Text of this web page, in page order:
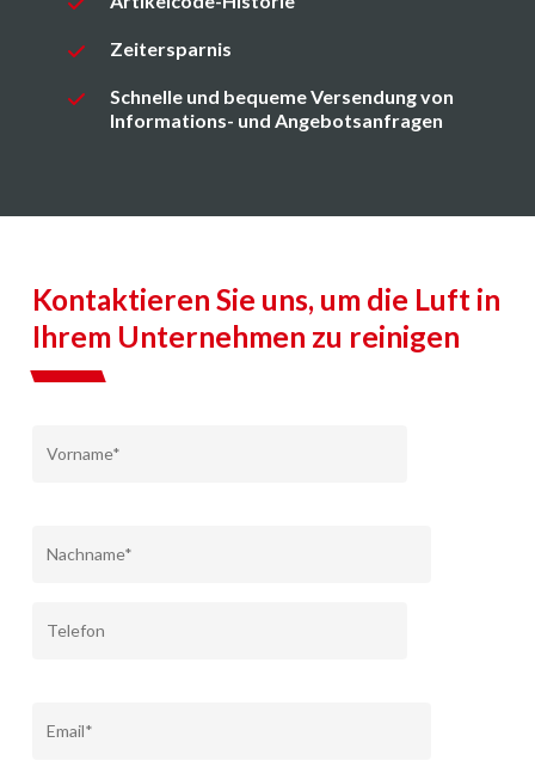
Zeitersparnis
Schnelle und bequeme Versendung von
Informations- und Angebotsanfragen
Kontaktieren Sie uns, um die Luft in
Ihrem Unternehmen zu reinigen